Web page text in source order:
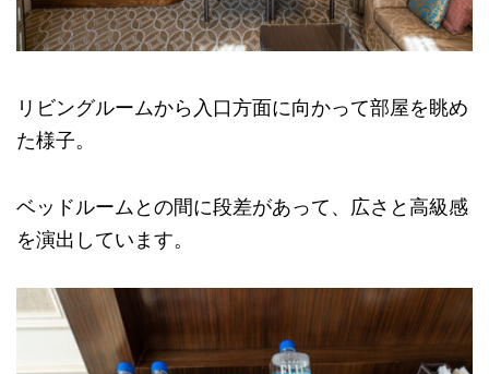
リビングルームから入口方面に向かって部屋を眺め
た様子。
ベッドルームとの間に段差があって、広さと高級感
を演出しています。